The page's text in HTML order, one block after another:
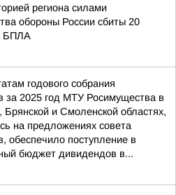
региона силами
обороны России сбиты 20
БПЛА
годового собрания
за 2025 год МТУ Росимущества в
Брянской и Смоленской областях,
на предложениях совета
обеспечило поступление в
бюджет дивидендов в...